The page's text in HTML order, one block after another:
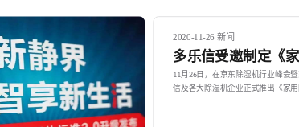
2020-11-26 新闻
多乐信受邀制定《
11月26日，在京东除湿机行业峰会
信及各大除湿机企业正式推出《家用